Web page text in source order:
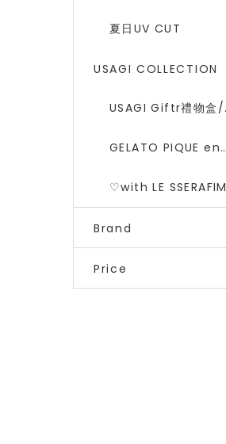
夏日UV CUT
USAGI COLLECTION
USAGI Giftr禮物盒/包裝盒
GELATO PIQUE encounters DRAGON QUEST 勇者鬥惡龍 二彈
♡with LE SSERAFIM
Brand
Price